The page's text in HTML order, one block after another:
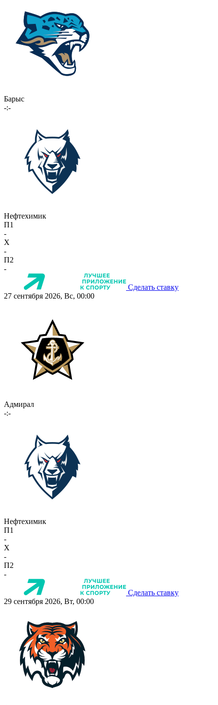
Барыс
-:-
Нефтехимик
П1
-
X
-
П2
-
Сделать ставку
27 сентября 2026, Вс, 00:00
Адмирал
-:-
Нефтехимик
П1
-
X
-
П2
-
Сделать ставку
29 сентября 2026, Вт, 00:00